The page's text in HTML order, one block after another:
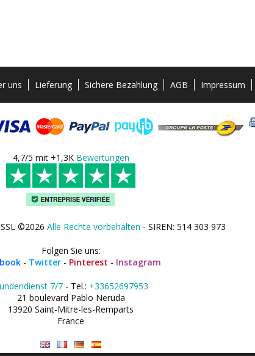
uns Lieferung Sichere Bezahlung AGB Impressum
4,7/5 mit +1,3K Bewertungen
©2026 Alle Rechte vorbehalten - SIREN: 514 303 973
Folgen Sie uns:
- Twitter - Pinterest - Instagram
7/7- Tel.: +33652697953
21 boulevard Pablo Neruda
13920 Saint-Mitre-les-Remparts
France